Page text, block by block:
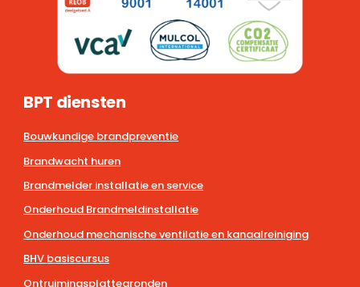
BPT diensten
Bouwkundige brandpreventie
Brandwacht huren
Brandmelder installatie en service
Onderhoud Brandmeldinstallatie
Onderhoud mechanische ventilatie en kanaalreiniging
BHV basiscursus
Ontruimingsplattegronden